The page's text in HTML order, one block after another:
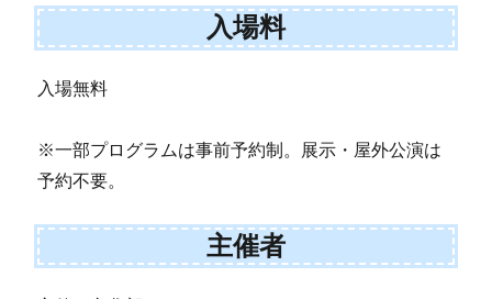
入場料
入場無料
※一部プログラムは事前予約制。展示・屋外公演は
予約不要。
主催者